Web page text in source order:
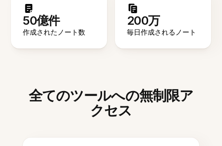
50億件
作成されたノート数
200万
毎日作成されるノート
全てのツールへの無制限ア
クセス